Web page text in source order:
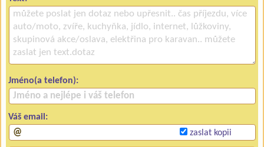
Jméno(a telefon):
Váš email:
zaslat kopii